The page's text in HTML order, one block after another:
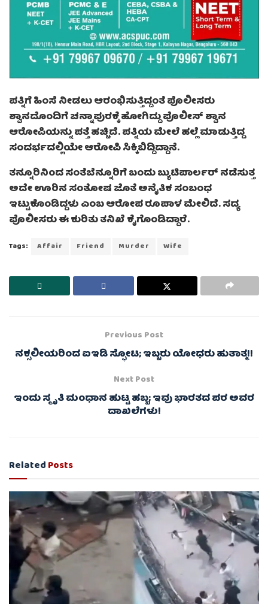
ಪತ್ನಿಗೆ ಹಿಂಸೆ ನೀಡಲು ಆರಂಭಿಸುತ್ತಿದ್ದಂತೆ ಪೊಲೀಸರು
ಶ್ವಾನದೊಂದಿಗೆ ಚನ್ನಾಪುರಕ್ಕೆ ಹೋಗಿದ್ದು ಪೊಲೀಸ್ ಶ್ವಾನ
ಆರೋಪಿಯನ್ನು ಪತ್ತೆ ಹಚ್ಚಿದೆ. ಪತ್ನಿಯ ಮೇಲೆ ಹಲ್ಲೆ ಮಾಡುತ್ತಿದ್ದ
ಸಂದರ್ಭದಲ್ಲಿಯೇ ಆರೋಪಿ ಸಿಕ್ಕಿಬಿದ್ದಿದ್ದಾನೆ.
ತನ್ನೂರಿನಿಂದ ಸಂತೆಬೆನ್ನೂರಿಗೆ ಬಂದು ಬ್ಯುಟಿಪಾರ್ಲರ್ ನಡೆಸುತ್ತ
ಅದೇ ಊರಿನ ಸಂತೋಷ ಜೊತೆ ಅನೈತಿಕ ಸಂಬಂಧ
ಇಟ್ಟುಕೊಂಡಿದ್ದಳು ಎಂಬ ಆರೋಪ ರೂಪಾಳ ಮೇಲಿದೆ. ಸದ್ಯ
ಪೊಲೀಸರು ಈ ಕುರಿತು ತನಿಖೆ ಕೈಗೊಂಡಿದ್ದಾರೆ.
Tags: Affair Friend Murder Wife
Previous Post
ನಕ್ಸಲೀಯರಿಂದ ಐಇಡಿ ಸ್ಫೋಟ; ಇಬ್ಬರು ಯೋಧರು ಹುತಾತ್ಮ!!
Next Post
ಇಂದು ಸ್ಮೃತಿ ಮಂಧಾನ ಹುಟ್ಟ ಹಬ್ಬ; ಇವು ಭಾರತದ ಪರ ಅವರ
ದಾಖಲೆಗಳು!
RelatedPosts